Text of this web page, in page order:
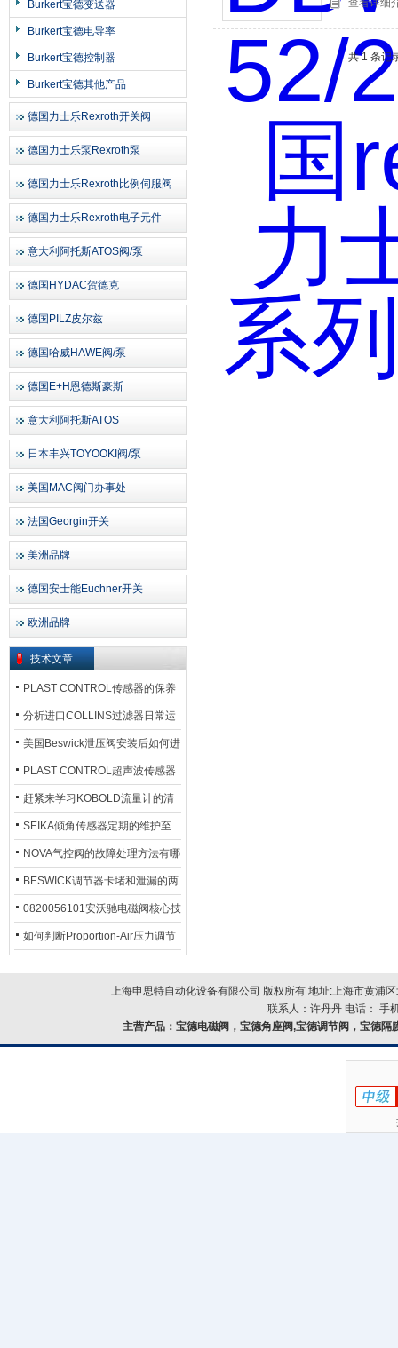
Burkert宝德变送器
Burkert宝德电导率
Burkert宝德控制器
Burkert宝德其他产品
德国力士乐Rexroth开关阀
德国力士乐泵Rexroth泵
德国力士乐Rexroth比例伺服阀
德国力士乐Rexroth电子元件
意大利阿托斯ATOS阀/泵
德国HYDAC贺德克
德国PILZ皮尔兹
德国哈威HAWE阀/泵
德国E+H恩德斯豪斯
意大利阿托斯ATOS
日本丰兴TOYOOKI阀/泵
美国MAC阀门办事处
法国Georgin开关
美洲品牌
德国安士能Euchner开关
欧洲品牌
技术文章
PLAST CONTROL传感器的保养
方法
分析进口COLLINS过滤器日常运
行排污步骤
美国Beswick泄压阀安装后如何进
行调试?
PLAST CONTROL超声波传感器
工作原理了解吗？
赶紧来学习KOBOLD流量计的清
洗流程吧
SEIKA倾角传感器定期的维护至
关重要
NOVA气控阀的故障处理方法有哪
些？
BESWICK调节器卡堵和泄漏的两
大问题解决措施
0820056101安沃驰电磁阀核心技
术参数
如何判断Proportion-Air压力调节
查看详细
共 1 条记
上海申思特自动化设备有限公司 版权所有 地址:上海市黄浦
联系人：许丹丹 电话： 手
主营产品：宝德电磁阀，宝德角座阀,宝德调节阀，宝德